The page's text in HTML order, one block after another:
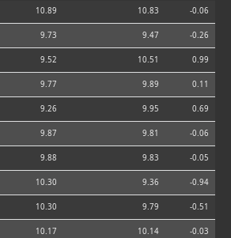
10.89 10.83 -0.06
9.73 9.47 -0.26
9.52 10.51 0.99
9.77 9.89 0.11
9.26 9.95 0.69
9.87 9.81 -0.06
9.88 9.83 -0.05
10.30 9.36 -0.94
10.30 9.79 -0.51
10.17 10.14 -0.03